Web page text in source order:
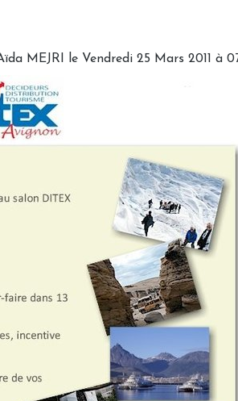
MEJRI le Vendredi 25 Mars 2011 à